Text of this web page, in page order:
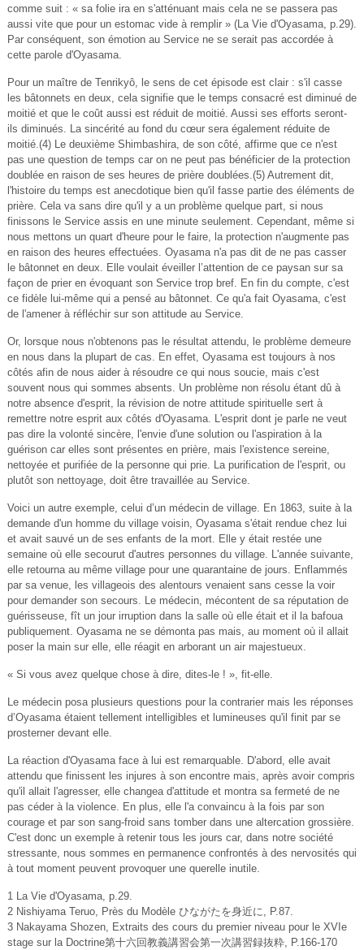
comme suit : « sa folie ira en s'atténuant mais cela ne se passera pas
aussi vite que pour un estomac vide à remplir » (La Vie d'Oyasama, p.29).
Par conséquent, son émotion au Service ne se serait pas accordée à
cette parole d'Oyasama.
Pour un maître de Tenrikyô, le sens de cet épisode est clair : s'il casse
les bâtonnets en deux, cela signifie que le temps consacré est diminué de
moitié et que le coût aussi est réduit de moitié. Aussi ses efforts seront-
ils diminués. La sincérité au fond du cœur sera également réduite de
moitié.(4) Le deuxième Shimbashira, de son côté, affirme que ce n'est
pas une question de temps car on ne peut pas bénéficier de la protection
doublée en raison de ses heures de prière doublées.(5) Autrement dit,
l'histoire du temps est anecdotique bien qu'il fasse partie des éléments de
prière. Cela va sans dire qu'il y a un problème quelque part, si nous
finissons le Service assis en une minute seulement. Cependant, même si
nous mettons un quart d'heure pour le faire, la protection n'augmente pas
en raison des heures effectuées. Oyasama n'a pas dit de ne pas casser
le bâtonnet en deux. Elle voulait éveiller l’attention de ce paysan sur sa
façon de prier en évoquant son Service trop bref. En fin du compte, c'est
ce fidèle lui-même qui a pensé au bâtonnet. Ce qu'a fait Oyasama, c'est
de l'amener à réfléchir sur son attitude au Service.
Or, lorsque nous n'obtenons pas le résultat attendu, le problème demeure
en nous dans la plupart de cas. En effet, Oyasama est toujours à nos
côtés afin de nous aider à résoudre ce qui nous soucie, mais c'est
souvent nous qui sommes absents. Un problème non résolu étant dû à
notre absence d'esprit, la révision de notre attitude spirituelle sert à
remettre notre esprit aux côtés d'Oyasama. L'esprit dont je parle ne veut
pas dire la volonté sincère, l'envie d'une solution ou l'aspiration à la
guérison car elles sont présentes en prière, mais l'existence sereine,
nettoyée et purifiée de la personne qui prie. La purification de l'esprit, ou
plutôt son nettoyage, doit être travaillée au Service.
Voici un autre exemple, celui d’un médecin de village. En 1863, suite à la
demande d'un homme du village voisin, Oyasama s'était rendue chez lui
et avait sauvé un de ses enfants de la mort. Elle y était restée une
semaine où elle secourut d'autres personnes du village. L'année suivante,
elle retourna au même village pour une quarantaine de jours. Enflammés
par sa venue, les villageois des alentours venaient sans cesse la voir
pour demander son secours. Le médecin, mécontent de sa réputation de
guérisseuse, fît un jour irruption dans la salle où elle était et il la bafoua
publiquement. Oyasama ne se démonta pas mais, au moment où il allait
poser la main sur elle, elle réagit en arborant un air majestueux.
« Si vous avez quelque chose à dire, dites-le ! », fit-elle.
Le médecin posa plusieurs questions pour la contrarier mais les réponses
d’Oyasama étaient tellement intelligibles et lumineuses qu'il finit par se
prosterner devant elle.
La réaction d'Oyasama face à lui est remarquable. D'abord, elle avait
attendu que finissent les injures à son encontre mais, après avoir compris
qu'il allait l'agresser, elle changea d'attitude et montra sa fermeté de ne
pas céder à la violence. En plus, elle l'a convaincu à la fois par son
courage et par son sang-froid sans tomber dans une altercation grossière.
C'est donc un exemple à retenir tous les jours car, dans notre société
stressante, nous sommes en permanence confrontés à des nervosités qui
à tout moment peuvent provoquer une querelle inutile.
1 La Vie d'Oyasama, p.29.
2 Nishiyama Teruo, Près du Modèle ひながたを身近に, P.87.
3 Nakayama Shozen, Extraits des cours du premier niveau pour le XVIe
stage sur la Doctrine第十六回教義講習会第一次講習録抜粋, P.166-170